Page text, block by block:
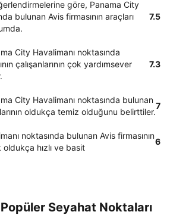
göre, Panama City
bulunan Avis firmasının araçları
7.5
City Havalimanı noktasında
çalışanlarının çok yardımsever
7.3
City Havalimanı noktasında bulunan
oldukça temiz olduğunu belirttiler.
7
noktasında bulunan Avis firmasının
oldukça hızlı ve basit
6
Seyahat Noktaları